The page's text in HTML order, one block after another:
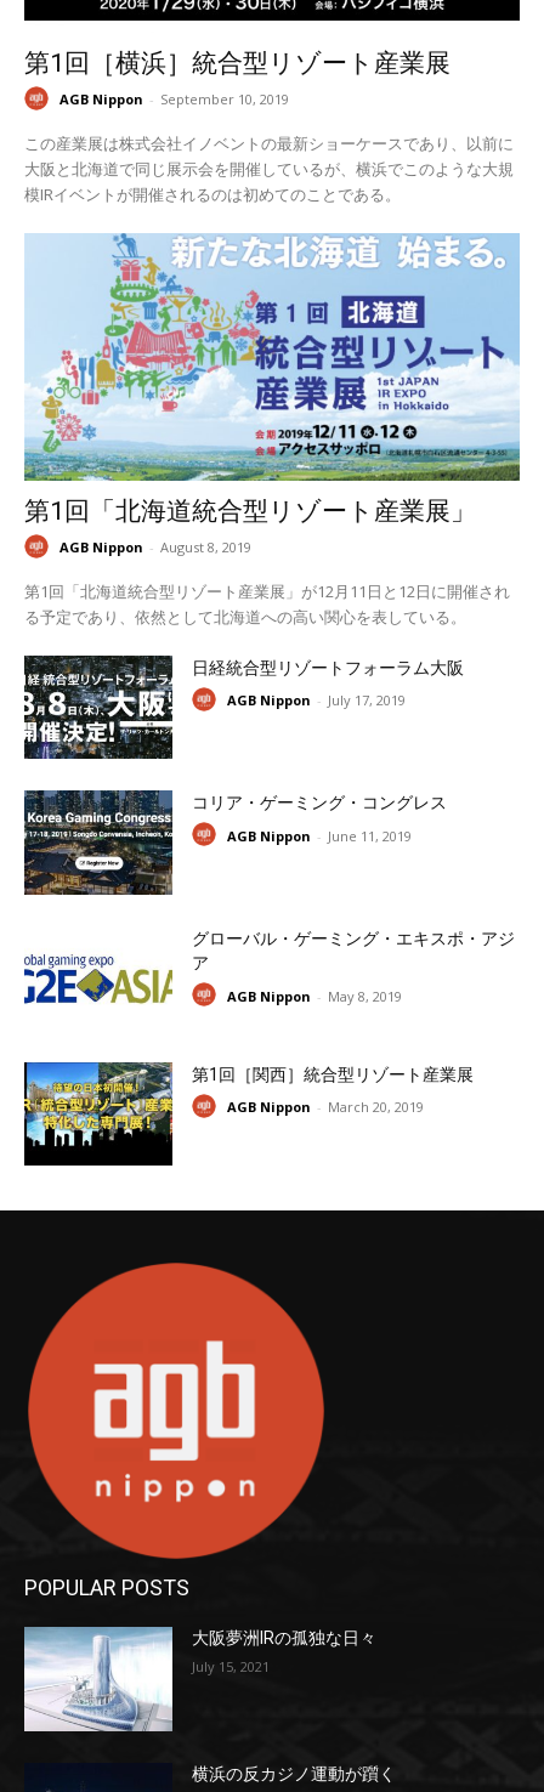
第1回［横浜］統合型リゾート産業展
AGB Nippon - September 10, 2019
この産業展は株式会社イノベントの最新ショーケースであり、以前に
大阪と北海道で同じ展示会を開催しているが、横浜でこのような大規
模IRイベントが開催されるのは初めてのことである。
第1回「北海道統合型リゾート産業展」
AGB Nippon - August 8, 2019
第1回「北海道統合型リゾート産業展」が12月11日と12日に開催され
る予定であり、依然として北海道への高い関心を表している。
日経統合型リゾートフォーラム大阪
AGB Nippon - July 17, 2019
コリア・ゲーミング・コングレス
AGB Nippon - June 11, 2019
グローバル・ゲーミング・エキスポ・アジ
ア
AGB Nippon - May 8, 2019
第1回［関西］統合型リゾート産業展
AGB Nippon - March 20, 2019
POPULAR POSTS
大阪夢洲IRの孤独な日々
July 15, 2021
横浜の反カジノ運動が躓く